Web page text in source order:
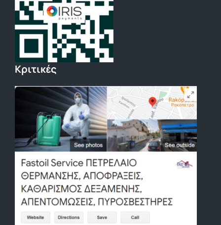
Κριτικές